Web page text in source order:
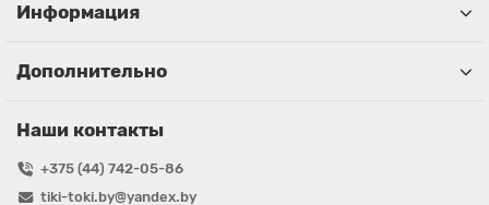
Информация
Дополнительно
Наши контакты
+375 (44) 742-05-86
tiki-toki.by@yandex.by